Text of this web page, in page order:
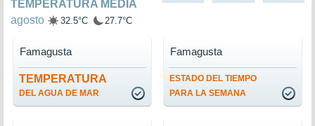
TEMPERATURA MEDIA
agosto
32.5°C 27.7°C
TEMPERATURA
DEL AGUA DE MAR
Famagusta
ESTADO DEL TIEMPO
PARA LA SEMANA
Famagusta